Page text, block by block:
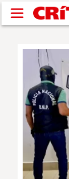
Pasar al
NACIONAL
POLÍTICA